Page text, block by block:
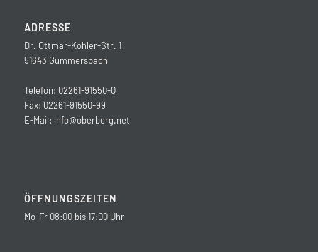
ADRESSE
Dr. Ottmar-Kohler-Str. 1
51643 Gummersbach
Telefon: 02261-91550-0
Fax: 02261-91550-99
E-Mail: info@oberberg.net
ÖFFNUNGSZEITEN
Mo-Fr 08:00 bis 17:00 Uhr